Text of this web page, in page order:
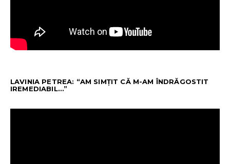
LAVINIA PETREA: “AM SIMȚIT CĂ M-AM ÎNDRĂGOSTIT
IREMEDIABIL…”